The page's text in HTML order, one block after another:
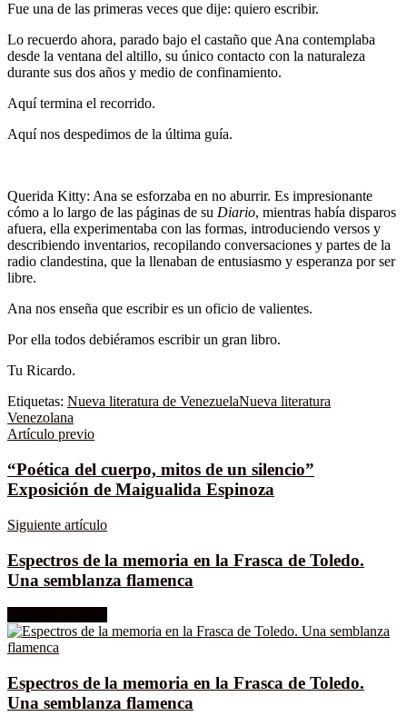
Fue una de las primeras veces que dije: quiero escribir.
Lo recuerdo ahora, parado bajo el castaño que Ana contemplaba
desde la ventana del altillo, su único contacto con la naturaleza
durante sus dos años y medio de confinamiento.
Aquí termina el recorrido.
Aquí nos despedimos de la última guía.
Querida Kitty: Ana se esforzaba en no aburrir. Es impresionante
cómo a lo largo de las páginas de su Diario, mientras había disparos
afuera, ella experimentaba con las formas, introduciendo versos y
describiendo inventarios, recopilando conversaciones y partes de la
radio clandestina, que la llenaban de entusiasmo y esperanza por ser
libre.
Ana nos enseña que escribir es un oficio de valientes.
Por ella todos debiéramos escribir un gran libro.
Tu Ricardo.
Etiquetas: Nueva literatura de VenezuelaNueva literatura
Venezolana
Artículo previo
“Poética del cuerpo, mitos de un silencio”
Exposición de Maigualida Espinoza
Siguiente artículo
Espectros de la memoria en la Frasca de Toledo.
Una semblanza flamenca
Espectros de la memoria en la Frasca de Toledo.
Una semblanza flamenca